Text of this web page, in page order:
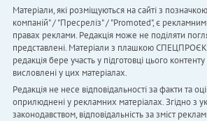
Матеріали, які розміщуються на сайті з
компаній" / "Пресреліз" / "Promoted", є
правах реклами. Редакція може не поділяти
представлені. Матеріали з плашкою
редакція бере участь у підготовці цього
висловлені у цих матеріалах.
Редакція не несе відповідальності за факти та
оприлюднені у рекламних матеріалах. Згідно з
законодавством, відповідальність за зміст